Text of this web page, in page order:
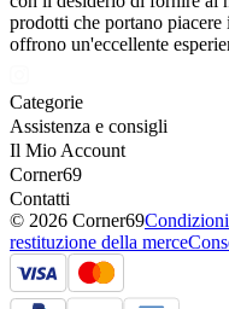
prodotti che portano
offrono un'eccellente
Categorie
Assistenza e consigli
Il Mio Account
Corner69
Contatti
© 2026 Corner69
restituzione della merce